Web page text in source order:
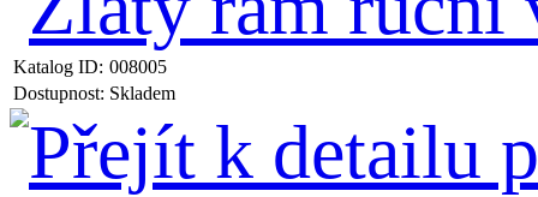
Katalog ID: 008005
Dostupnost: Skladem